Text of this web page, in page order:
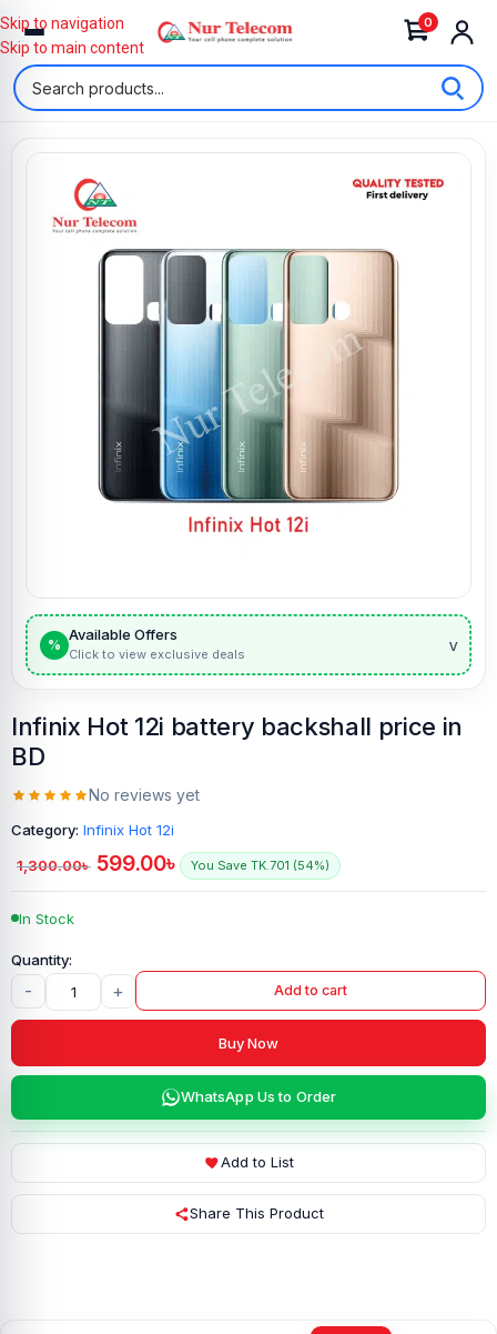
0
Skip to navigation
Skip to main content
%
Available Offers
Click to view exclusive deals v
Infinix Hot 12i battery backshall price in
BD
No reviews yet
Category: Infinix Hot 12i
1,300.00৳ 599.00৳ You Save TK.701 (54%)
In Stock
- + Add to cart
Buy Now
WhatsApp Us to Order
Add to List
Share This Product